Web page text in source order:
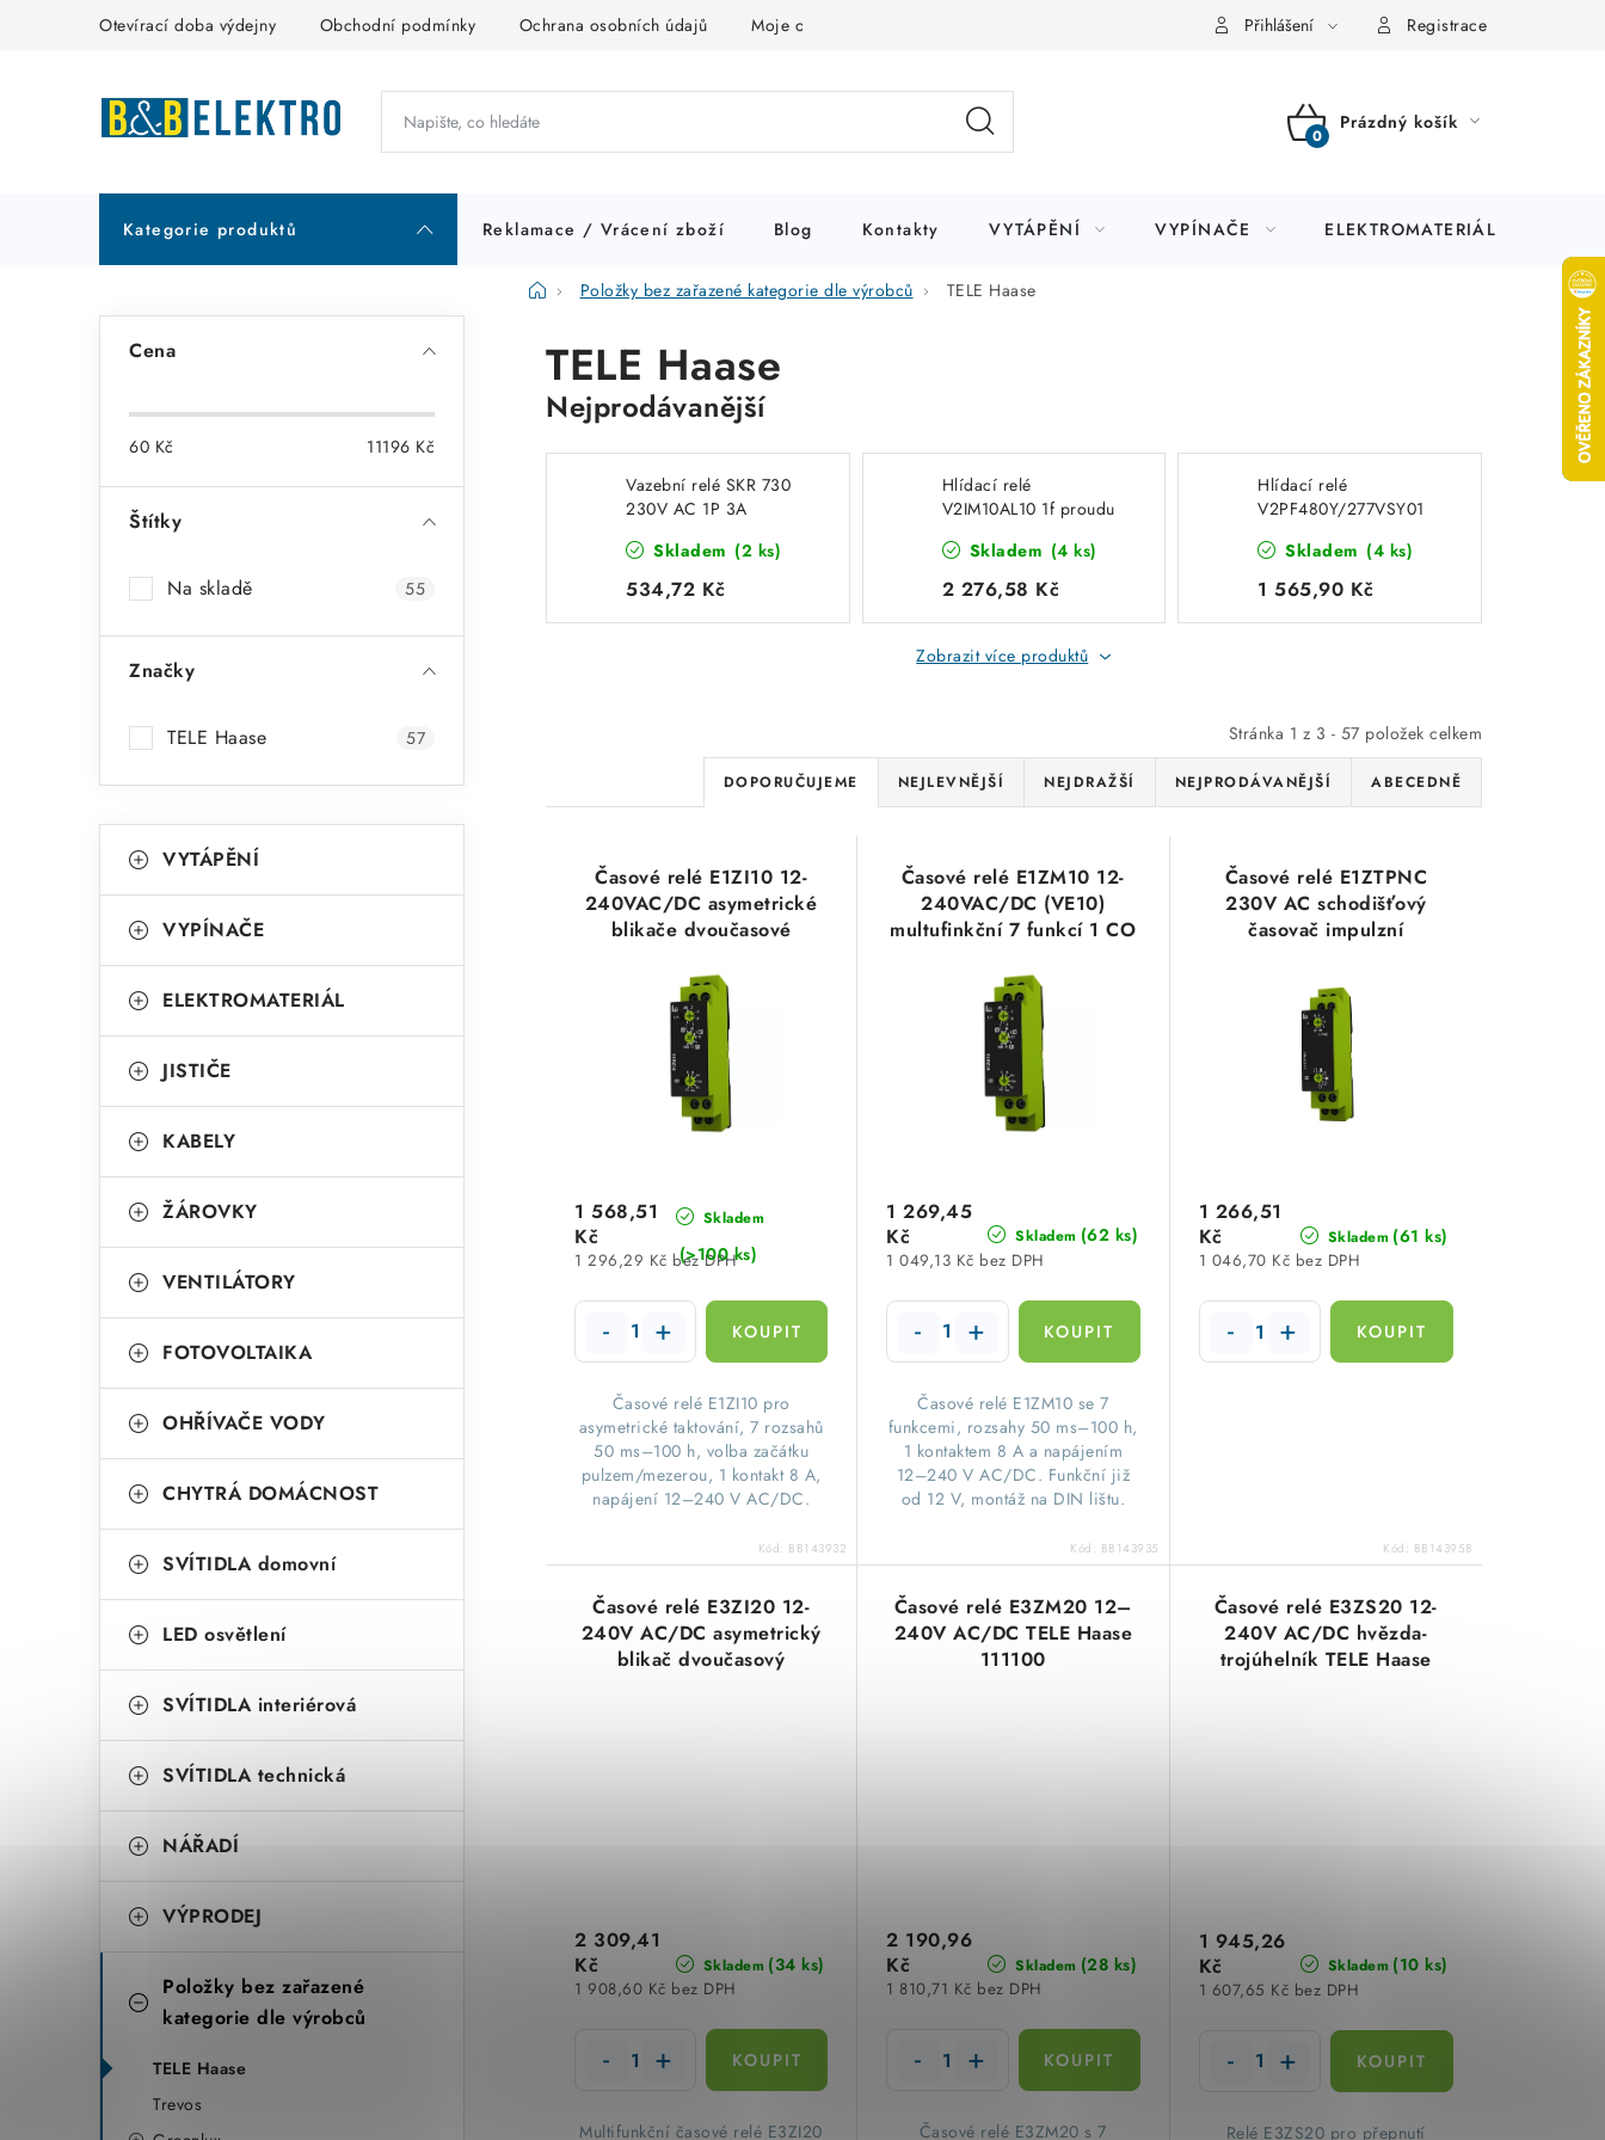
Otevírací doba výdejny Obchodní podmínky Ochrana osobních údajů Moje objednávka Přihlášení Registrace
NÁKUPNÍ
Prázdný košík
Kategorie produktů Reklamace / Vrácení zboží Blog Kontakty VYTÁPĚNÍ VYPÍNAČE ELEKTROMATERIÁL
DomůPoložky bez zařazené kategorie dle výrobců TELE Haase
t
n
a
n
e
Cena
60 Kč 11196 Kč
Štítky
Na skladě 55
Značky
TELE Haase 57
kategorie
a
e
o
i
VYTÁPĚNÍ
VYPÍNAČE
ELEKTROMATERIÁL
JISTIČE
KABELY
ŽÁROVKY
VENTILÁTORY
FOTOVOLTAIKA
OHŘÍVAČE VODY
CHYTRÁ DOMÁCNOST
SVÍTIDLA domovní
LED osvětlení
SVÍTIDLA interiérová
SVÍTIDLA technická
NÁŘADÍ
VÝPRODEJ
Položky bez zařazené
kategorie dle výrobců
TELE Haase
Trevos
TELE Haase
Nejprodávanější
Vazební relé SKR 730
230V AC 1P 3A
180502Skladem (2 ks)
534,72 Kč
Hlídací relé
V2IM10AL10 1f proudu
multifunkční 1P TELE
Haase 2100400
Skladem (4 ks)
2 276,58 Kč
Hlídací relé
V2PF480Y/277VSY01
fáze asym. TELE Haase
2100000
Skladem (4 ks)
1 565,90 Kč
Zobrazit více produktů
Stránka 1 z 3 - 57 položek celkem
Ř
a
z
e
n
í
p
r
o
u
k
t
ů
DOPORUČUJEME NEJLEVNĚJŠÍ NEJDRAŽŠÍ NEJPRODÁVANĚJŠÍ ABECEDNĚ
Časové relé E1ZI10 12-
240VAC/DC asymetrické
blikače dvoučasové
110101
Skladem
(>100 ks)
1 296,29 Kč bez DPH
1 568,51
Kč
Časové relé E1ZI10 pro
asymetrické taktování, 7 rozsahů
50 ms–100 h, volba začátku
pulzem/mezerou, 1 kontakt 8 A,
napájení 12–240 V AC/DC.
Kód: BB143932
Časové relé E1ZM10 12-
240VAC/DC (VE10)
multufinkční 7 funkcí 1 CO
Skladem (62 ks)
1 049,13 Kč bez DPH
1 269,45
Kč
Časové relé E1ZM10 se 7
funkcemi, rozsahy 50 ms–100 h,
1 kontaktem 8 A a napájením
12–240 V AC/DC. Funkční již
od 12 V, montáž na DIN lištu.
Kód: BB143935
Časové relé E1ZTPNC
230V AC schodišťový
časovač impulzní
přídavný ovládací vstup
TELE Haase 110300
Skladem (61 ks)
1 046,70 Kč bez DPH
1 266,51
Kč
Kód: BB143958
Časové relé E3ZI20 12-
240V AC/DC asymetrický
blikač dvoučasový
Skladem (34 ks)
1 908,60 Kč bez DPH
2 309,41
Kč
Multifunkční časové relé E3ZI20
Časové relé E3ZM20 12–
240V AC/DC TELE Haase
111100
Skladem (28 ks)
1 810,71 Kč bez DPH
2 190,96
Kč
Časové relé E3ZM20 s 7
Časové relé E3ZS20 12-
240V AC/DC hvězda-
trojúhelník TELE Haase
Skladem (10 ks)
1 607,65 Kč bez DPH
1 945,26
Kč
Relé E3ZS20 pro přepnutí